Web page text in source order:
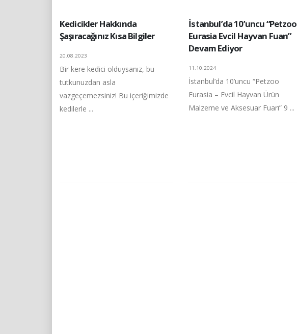
Kedicikler Hakkında
Şaşıracağınız Kısa Bilgiler
20.08.2023
Bir kere kedici olduysanız, bu
tutkunuzdan asla
vazgeçemezsiniz! Bu içeriğimizde
kedilerle ...
İstanbul’da 10’uncu “Petzoo
Eurasia Evcil Hayvan Fuarı”
Devam Ediyor
11.10.2024
İstanbul’da 10’uncu “Petzoo
Eurasia – Evcil Hayvan Ürün
Malzeme ve Aksesuar Fuarı” 9 ...